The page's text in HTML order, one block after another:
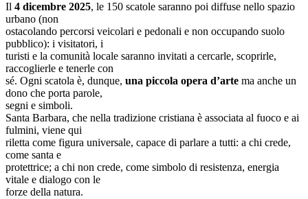
Il 4 dicembre 2025, le 150 scatole saranno poi diffuse nello spazio
urbano (non
ostacolando percorsi veicolari e pedonali e non occupando suolo
pubblico): i visitatori, i
turisti e la comunità locale saranno invitati a cercarle, scoprirle,
raccoglierle e tenerle con
sé. Ogni scatola è, dunque, una piccola opera d’arte ma anche un
dono che porta parole,
segni e simboli.
Santa Barbara, che nella tradizione cristiana è associata al fuoco e ai
fulmini, viene qui
riletta come figura universale, capace di parlare a tutti: a chi crede,
come santa e
protettrice; a chi non crede, come simbolo di resistenza, energia
vitale e dialogo con le
forze della natura.